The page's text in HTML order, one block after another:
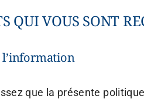
QUI VOUS SONT
que la présente